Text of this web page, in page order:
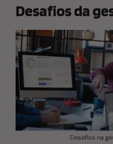
Desafios da
Desafios na